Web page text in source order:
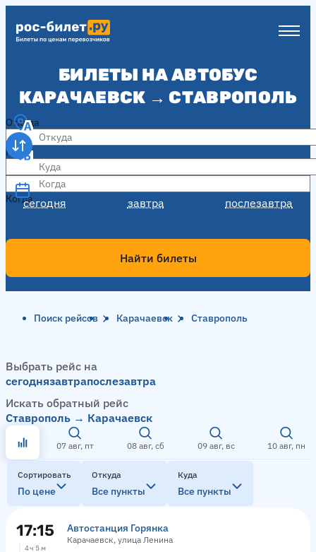
БИЛЕТЫ НА АВТОБУС
КАРАЧАЕВСК → СТАВРОПОЛЬ
Откуда
Куда
Когда
сегодня завтра послезавтра
Когда
Найти билеты
Поиск рейсов Карачаевск Ставрополь
Выбрать рейс на
сегоднязавтрапослезавтра
Искать обратный рейс
Ставрополь → Карачаевск
07 авг, пт 08 авг, сб 09 авг, вс 10 авг, пн
Сортировать
По цене
Откуда
Все пункты
Куда
Все пункты
17:15 Автостанция Горянка
Карачаевск, улица Ленина
4 ч 5 м